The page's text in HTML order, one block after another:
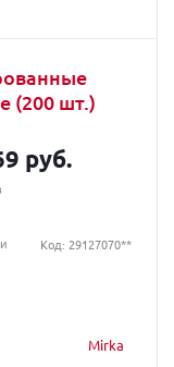
(200 шт.)
Mirka
руб.
Код: 29127070**